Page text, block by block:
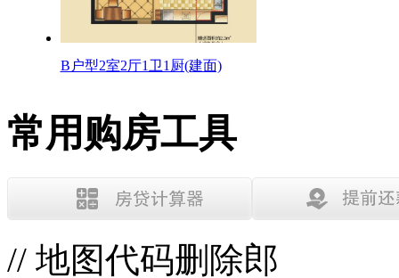
B户型2室2厅1卫1厨(建面)
常用购房工具
// 地图代码删除郎